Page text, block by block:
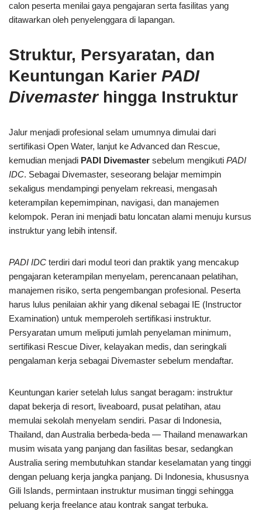
calon peserta menilai gaya pengajaran serta fasilitas yang
ditawarkan oleh penyelenggara di lapangan.
Struktur, Persyaratan, dan
Keuntungan Karier PADI
Divemasterhingga Instruktur
Jalur menjadi profesional selam umumnya dimulai dari
sertifikasi Open Water, lanjut ke Advanced dan Rescue,
kemudian menjadi PADI Divemaster sebelum mengikuti PADI
IDC. Sebagai Divemaster, seseorang belajar memimpin
sekaligus mendampingi penyelam rekreasi, mengasah
keterampilan kepemimpinan, navigasi, dan manajemen
kelompok. Peran ini menjadi batu loncatan alami menuju kursus
instruktur yang lebih intensif.
PADI IDC terdiri dari modul teori dan praktik yang mencakup
pengajaran keterampilan menyelam, perencanaan pelatihan,
manajemen risiko, serta pengembangan profesional. Peserta
harus lulus penilaian akhir yang dikenal sebagai IE (Instructor
Examination) untuk memperoleh sertifikasi instruktur.
Persyaratan umum meliputi jumlah penyelaman minimum,
sertifikasi Rescue Diver, kelayakan medis, dan seringkali
pengalaman kerja sebagai Divemaster sebelum mendaftar.
Keuntungan karier setelah lulus sangat beragam: instruktur
dapat bekerja di resort, liveaboard, pusat pelatihan, atau
memulai sekolah menyelam sendiri. Pasar di Indonesia,
Thailand, dan Australia berbeda-beda — Thailand menawarkan
musim wisata yang panjang dan fasilitas besar, sedangkan
Australia sering membutuhkan standar keselamatan yang tinggi
dengan peluang kerja jangka panjang. Di Indonesia, khususnya
Gili Islands, permintaan instruktur musiman tinggi sehingga
peluang kerja freelance atau kontrak sangat terbuka.